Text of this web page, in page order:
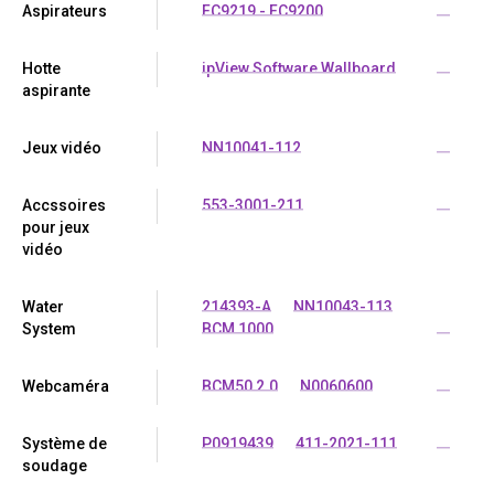
Aspirateurs FC9219 - FC9200 ...
Hotte
aspirante
ipView Software Wallboard ...
Jeux vidéo NN10041-112 ...
Accssoires
pour jeux
vidéo
553-3001-211 ...
Water
System
214393-A
NN10043-113
BCM 1000
...
Webcaméra BCM50 2.0 N0060600 ...
Système de
soudage
P0919439 411-2021-111 ...